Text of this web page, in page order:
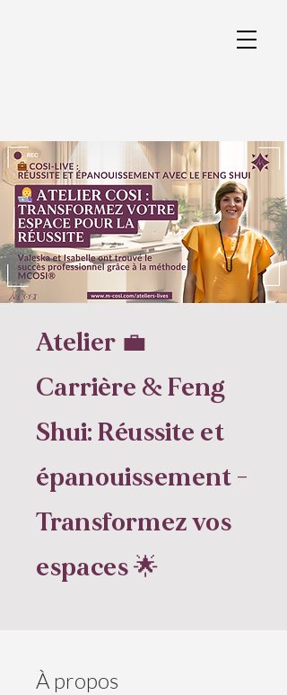
Atelier 💼
Carrière & Feng
Shui: Réussite et
épanouissement -
Transformez vos
espaces 🌟
À propos